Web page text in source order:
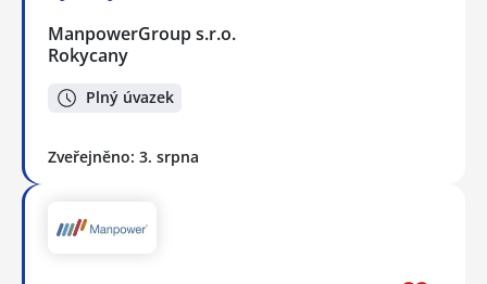
ManpowerGroup s.r.o.
Rokycany
Plný úvazek
Zveřejněno: 3. srpna